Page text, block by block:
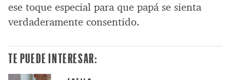
ese toque especial para que papá se sienta
verdaderamente consentido.
TE PUEDE INTERESAR: